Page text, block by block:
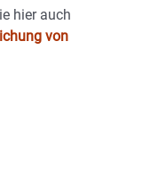
hier auch
von